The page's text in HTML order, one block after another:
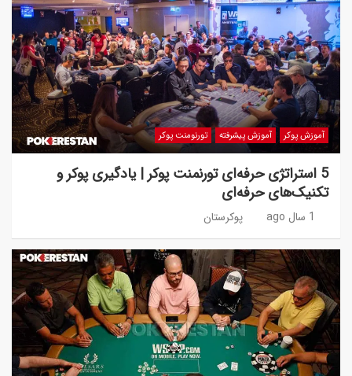
آموزش پوکر آموزش پیشرفته تورنومنت پوکر
5 استراتژی حرفه‌ای تورنمنت پوکر | یادگیری پوکر و
تکنیک‌های حرفه‌ای
1 سال ago پوکرستان